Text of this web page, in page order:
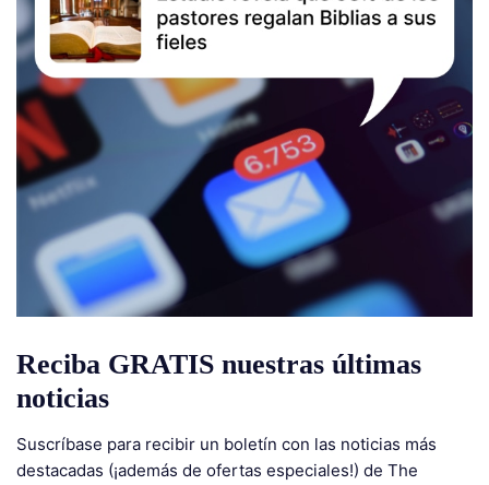
Reciba GRATIS nuestras últimas
noticias
Suscríbase para recibir un boletín con las noticias más
destacadas (¡además de ofertas especiales!) de The